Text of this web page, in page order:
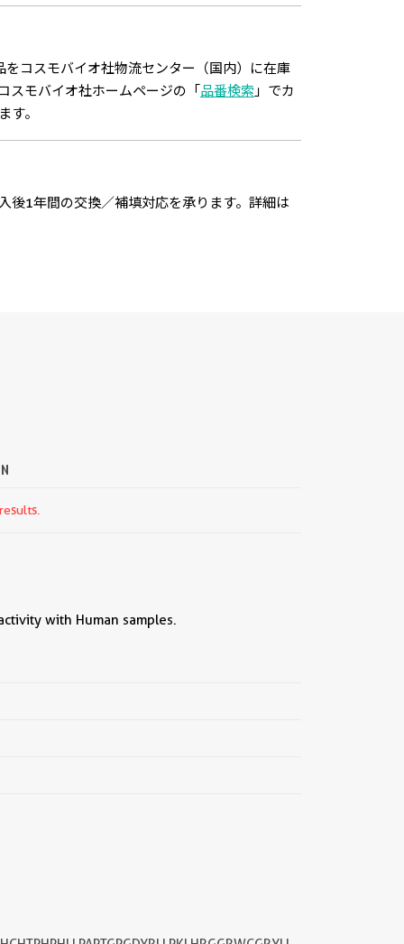
コスモバイオ社物流センター（国内）に在庫
スモバイオ社ホームページの「 品番検索 」でカ
す。
後1年間の交換／補填対応を承ります。詳細は
with Human samples.